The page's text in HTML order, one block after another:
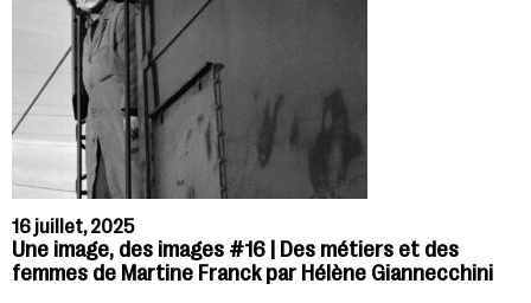
16 juillet, 2025
Une image, des images #16 | Des métiers et des
femmes de Martine Franck par Hélène Giannecchini